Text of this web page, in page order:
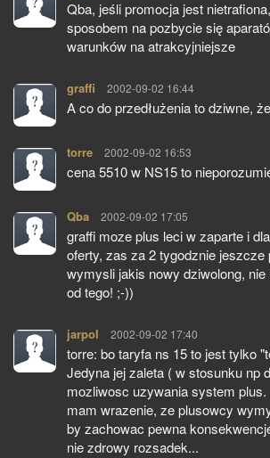
Qba, jeśli promocja jest
sposobem na pozbycie się
warunków na atrakcyjniejsze
graffi pisze:
2002-09-02 16:44
A co do przedłużenia to dziwne,
torre pisze:
2002-09-02 16:53
cena 5510 w NS15 to
Qba pisze:
2002-09-02 17:05
graffi moze plus leci w zaparte i
oferty, zas za 2 tygodznie jeszcze
wymysli jakis nowy dziwolong,
od tego! ;-))
jarpol pisze:
2002-09-02 17:40
torre: bo taryfa ns 15 to jest tylko
Jedyna jej zaleta ( w stosunku np
mozliwosc uzywania system
mam wrazenie, ze plusowcy
by zachowac pewna
nie zdrowy rozsadek...